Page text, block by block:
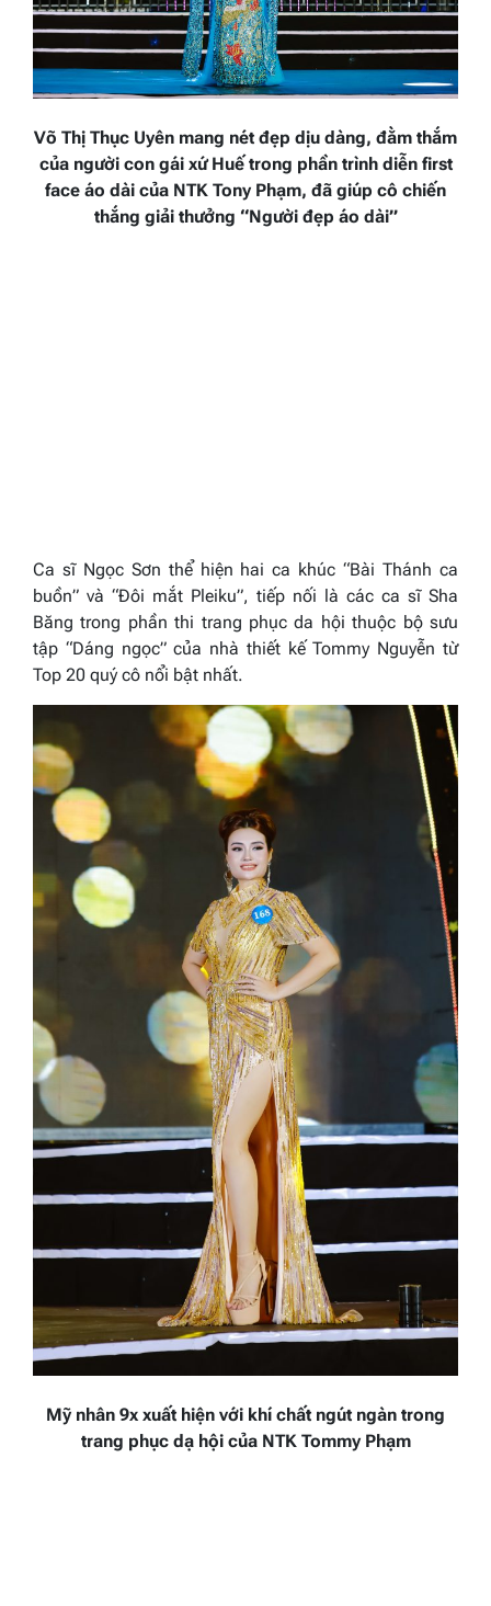
Võ Thị Thục Uyên mang nét đẹp dịu dàng, đằm thắm
của người con gái xứ Huếtrong phần trình diễnfirst
face áo dài của NTK Tony Phạm, đã giúp cô chiến
thắng giải thưởng “Người đẹp áo dài”
Ca sĩ Ngọc Sơn thể hiện hai ca khúc “Bài Thánh ca
buồn” và “Đôi mắt Pleiku”, tiếp nối là các ca sĩ Sha
Băng trong phần thi trang phục da hội thuộc bộ sưu
tập “Dáng ngọc” của nhà thiết kế Tommy Nguyễn từ
Top 20 quý cô nổi bật nhất.
Mỹ nhân 9x xuất hiện với khí chất ngút ngàn trong
trang phục dạ hội của NTK Tommy Phạm